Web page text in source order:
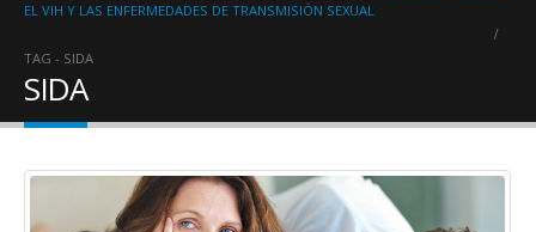
EL VIH Y LAS ENFERMEDADES DE TRANSMISIÓN SEXUAL
TAG - SIDA
SIDA